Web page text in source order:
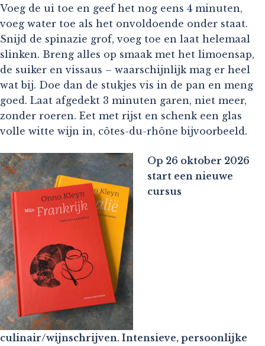
Voeg de ui toe en geef het nog eens 4 minuten,
voeg water toe als het onvoldoende onder staat.
Snijd de spinazie grof, voeg toe en laat helemaal
slinken. Breng alles op smaak met het limoensap,
de suiker en vissaus – waarschijnlijk mag er heel
wat bij. Doe dan de stukjes vis in de pan en meng
goed. Laat afgedekt 3 minuten garen, niet meer,
zonder roeren. Eet met rijst en schenk een glas
volle witte wijn in, côtes-du-rhône bijvoorbeeld.
Op 26 oktober 2026
start een nieuwe
cursus
culinair/wijnschrijven. Intensieve, persoonlijke